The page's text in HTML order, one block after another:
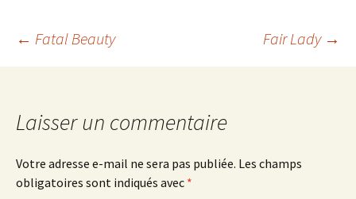
Navigation
articles
← Fatal Beauty Fair Lady →
Laisser un commentaire
Votre adresse e-mail ne sera pas publiée. Les champs
obligatoires sont indiqués avec *